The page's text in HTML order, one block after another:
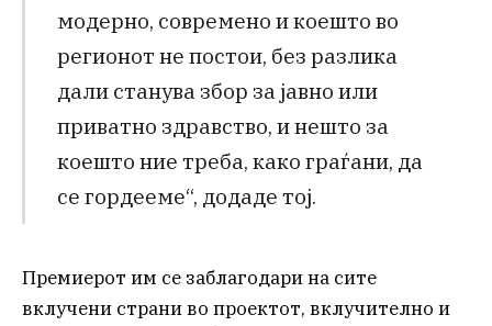
модерно, современо и коешто во
регионот не постои, без разлика
дали станува збор за јавно или
приватно здравство, и нешто за
коешто ние треба, како граѓани, да
се гордееме“, додаде тој.
Премиерот им се заблагодари на сите
вклучени страни во проектот, вклучително и